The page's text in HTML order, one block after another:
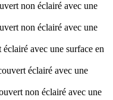
non éclairé avec une
non éclairé avec une
avec une surface en
éclairé avec une
non éclairé avec une